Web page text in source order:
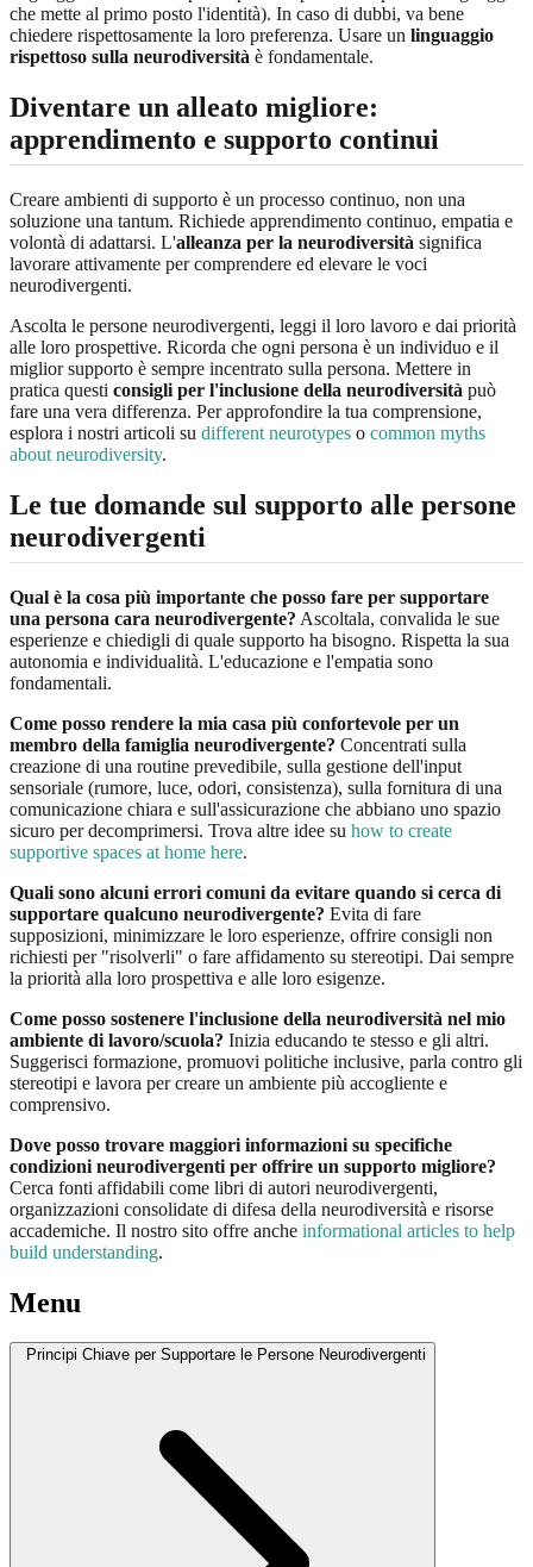
che mette al primo posto l'identità). In caso di dubbi, va bene
chiedere rispettosamente la loro preferenza. Usare un linguaggio
rispettoso sulla neurodiversità è fondamentale.
Diventare un alleato migliore:
apprendimento e supporto continui
Creare ambienti di supporto è un processo continuo, non una
soluzione una tantum. Richiede apprendimento continuo, empatia e
volontà di adattarsi. L'alleanza per la neurodiversità significa
lavorare attivamente per comprendere ed elevare le voci
neurodivergenti.
Ascolta le persone neurodivergenti, leggi il loro lavoro e dai priorità
alle loro prospettive. Ricorda che ogni persona è un individuo e il
miglior supporto è sempre incentrato sulla persona. Mettere in
pratica questi consigli per l'inclusione della neurodiversità può
fare una vera differenza. Per approfondire la tua comprensione,
esplora i nostri articoli su different neurotypes o common myths
about neurodiversity.
Le tue domande sul supporto alle persone
neurodivergenti
Qual è la cosa più importante che posso fare per supportare
una persona cara neurodivergente? Ascoltala, convalida le sue
esperienze e chiedigli di quale supporto ha bisogno. Rispetta la sua
autonomia e individualità. L'educazione e l'empatia sono
fondamentali.
Come posso rendere la mia casa più confortevole per un
membro della famiglia neurodivergente? Concentrati sulla
creazione di una routine prevedibile, sulla gestione dell'input
sensoriale (rumore, luce, odori, consistenza), sulla fornitura di una
comunicazione chiara e sull'assicurazione che abbiano uno spazio
sicuro per decomprimersi. Trova altre idee su how to create
supportive spaces at home here.
Quali sono alcuni errori comuni da evitare quando si cerca di
supportare qualcuno neurodivergente? Evita di fare
supposizioni, minimizzare le loro esperienze, offrire consigli non
richiesti per "risolverli" o fare affidamento su stereotipi. Dai sempre
la priorità alla loro prospettiva e alle loro esigenze.
Come posso sostenere l'inclusione della neurodiversità nel mio
ambiente di lavoro/scuola? Inizia educando te stesso e gli altri.
Suggerisci formazione, promuovi politiche inclusive, parla contro gli
stereotipi e lavora per creare un ambiente più accogliente e
comprensivo.
Dove posso trovare maggiori informazioni su specifiche
condizioni neurodivergenti per offrire un supporto migliore?
Cerca fonti affidabili come libri di autori neurodivergenti,
organizzazioni consolidate di difesa della neurodiversità e risorse
accademiche. Il nostro sito offre anche informational articles to help
build understanding.
Menu
Principi Chiave per Supportare le Persone Neurodivergenti